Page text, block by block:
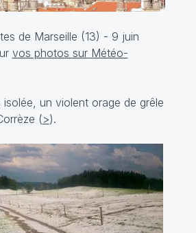
de Marseille (13) - 9 juin
vos photos sur Météo-
isolée, un violent orage de grêle
(>).